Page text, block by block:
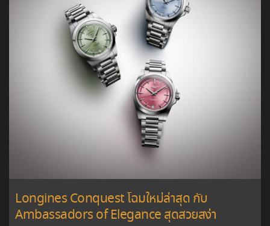
Longines Conquest โฉมใหม่ล่าสุด กับ
Ambassadors of Elegance สุดสวยสง่า